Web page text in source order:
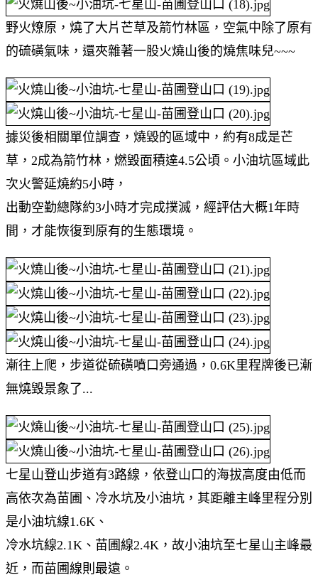
野火燎原，燒了大片芒草及箭竹林區，空氣中除了原有
的硫磺氣味，還夾雜著一股火燒山後的燒焦味兒~~~
據災後相關單位調查，燒毀的區域中，約有8成是芒
草，2成為箭竹林，燃毀面積達4.5公頃。小油坑區域此
次火警延燒約5小時，
出動空勤總隊約3小時才完成撲滅，經評估大概1年時
間，才能恢復到原有的生態環境。
漸往上爬，步道從硫磺噴口旁通過，0.6K里程牌後已漸
無燒毀景象了...
七星山登山步道有3路線，依登山口的海拔高度由低而
高依次為苗圃、冷水坑及小油坑，其距離主峰里程分別
是小油坑線1.6K、
冷水坑線2.1K、苗圃線2.4K，故小油坑至七星山主峰最
近，而苗圃線則最遠。